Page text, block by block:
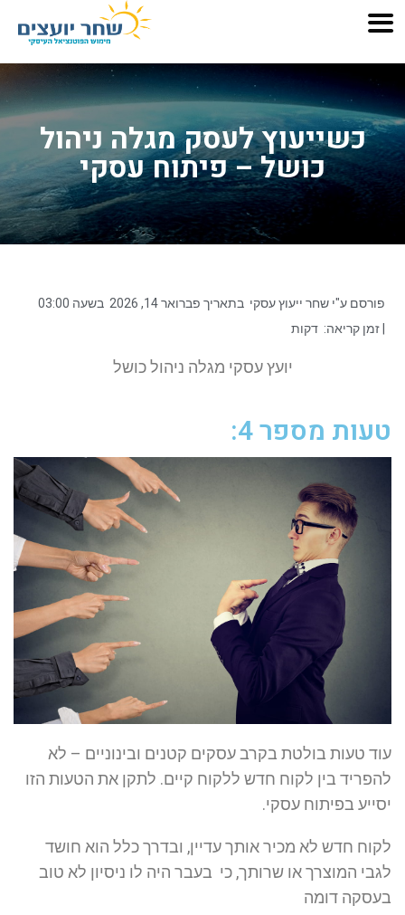
כשייעוץ לעסק מגלה ניהול
כושל – פיתוח עסקי
פורסם ע"י שחר ייעוץ עסקי בתאריך פברואר 14, 2026 בשעה
| זמן קריאה: דקות
יועץ עסקי מגלה ניהול כושל
טעות מספר 4:
עוד טעות בולטת בקרב עסקים קטנים ובינוניים – לא
להפריד בין לקוח חדש ללקוח קיים. לתקן את הטעות הזו
יסייע בפיתוח עסקי.
לקוח חדש לא מכיר אותך עדיין, ובדרך כלל הוא חושד
לגבי המוצרך או שרותך, כי בעבר היה לו ניסיון לא טוב
בעסקה דומה